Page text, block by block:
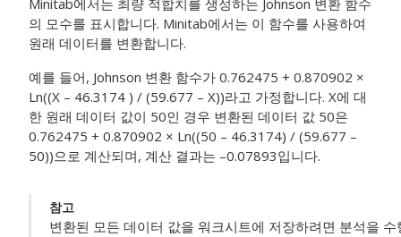
Minitab에서는 최량 적합치를 생성하는 Johnson 변환 함수
의 모수를 표시합니다. Minitab에서는 이 함수를 사용하여
원래 데이터를 변환합니다.
예를 들어, Johnson 변환 함수가 0.762475 + 0.870902 ×
Ln((X – 46.3174 ) / (59.677 – X))라고 가정합니다. X에 대
한 원래 데이터 값이 50인 경우 변환된 데이터 값 50은
0.762475 + 0.870902 × Ln((50 – 46.3174) / (59.677 –
50))으로 계산되며, 계산 결과는 –0.07893입니다.
참고
변환된 모든 데이터 값을 워크시트에 저장하려면 분석을